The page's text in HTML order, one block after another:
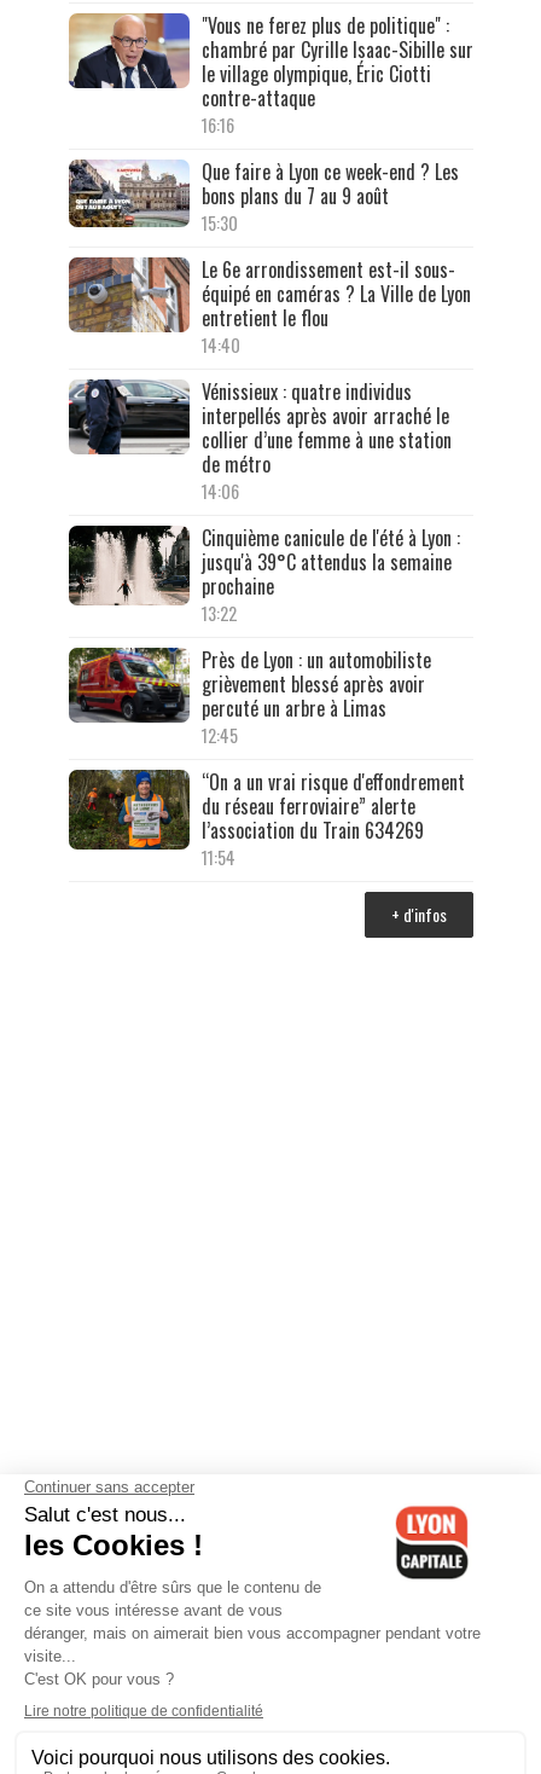
"Vous ne ferez plus de politique" :
chambré par Cyrille Isaac-Sibille sur
le village olympique, Éric Ciotti
contre-attaque
16:16
Que faire à Lyon ce week-end ? Les
bons plans du 7 au 9 août
15:30
Le 6e arrondissement est-il sous-
équipé en caméras ? La Ville de Lyon
entretient le flou
14:40
Vénissieux : quatre individus
interpellés après avoir arraché le
collier d’une femme à une station
de métro
14:06
Cinquième canicule de l'été à Lyon :
jusqu'à 39°C attendus la semaine
prochaine
13:22
Près de Lyon : un automobiliste
grièvement blessé après avoir
percuté un arbre à Limas
12:45
“On a un vrai risque d'effondrement
du réseau ferroviaire” alerte
l’association du Train 634269
11:54
+ d'infos
Contactez-nous-Mentions légales-CGV-Politique de